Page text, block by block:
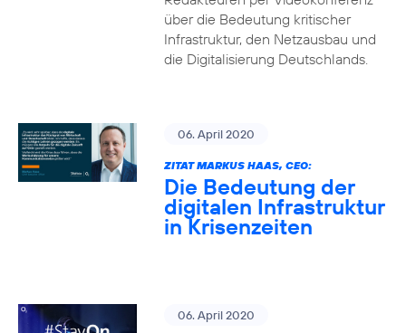
über die Bedeutung kritischer
Infrastruktur, den Netzausbau und
die Digitalisierung Deutschlands.
06. April 2020
ZITAT MARKUS HAAS, CEO:
Die Bedeutung der
digitalen Infrastruktur
in Krisenzeiten
06. April 2020